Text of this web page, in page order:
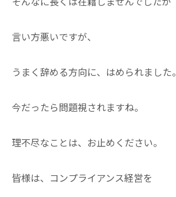
言い方悪いですが、
うまく辞める方向に、はめられました。
今だったら問題視されますね。
理不尽なことは、お止めください。
皆様は、コンプライアンス経営を